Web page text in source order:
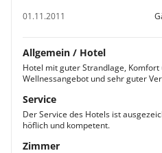
01.11.2011
Allgemein / Hotel
Hotel mit guter Strandlage,
Wellnessangebot und sehr guter
Service
Der Service des Hotels ist
höflich und kompetent.
Zimmer